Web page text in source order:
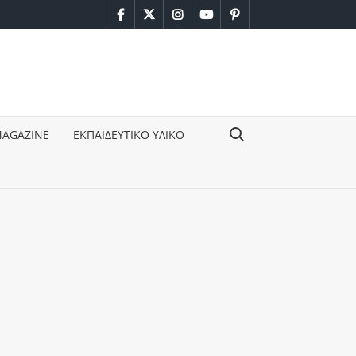
facebook
twitterinstagram
youtubepinterest
ΕΚΠΑΙΔΕΥΤΙΚΟ ΥΛΙΚΟ Search for: